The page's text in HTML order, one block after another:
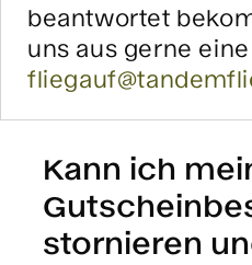
beantwortet
uns aus gerne
Kann ich
stornieren